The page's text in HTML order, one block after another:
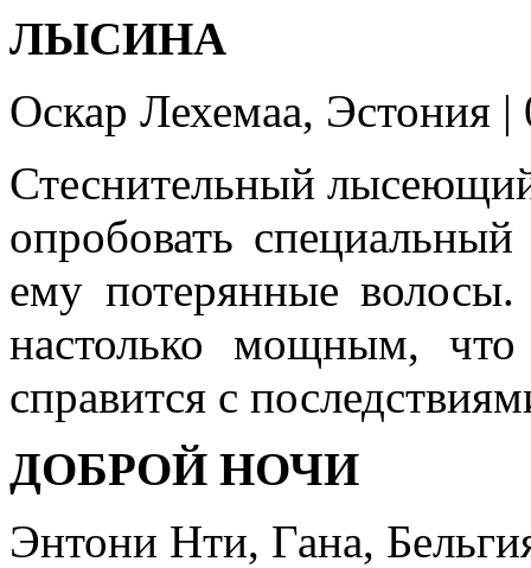
ЛЫСИНА
Оскар Лехемаа, Эстония
Стеснительный
опробовать
ему потерянные волосы.
настолько мощным,
справится с
ДОБРОЙ НОЧИ
Энтони Нти, Гана,